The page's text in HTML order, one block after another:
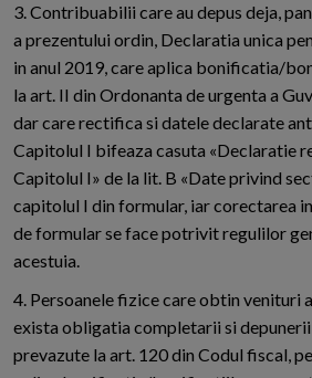
3. Contribuabilii care au depus deja,
a prezentului ordin, Declaratia unica
in anul 2019, care aplica bonificatia/
la art. II din Ordonanta de urgenta a
dar care rectifica si datele declarate
Capitolul I bifeaza casuta «Declaratie
Capitolul I» de la lit. B «Date privind
capitolul I din formular, iar corectarea
de formular se face potrivit regulilor
acestuia.
4. Persoanele fizice care obtin venituri
exista obligatia completarii si
prevazute la art. 120 din Codul fiscal,